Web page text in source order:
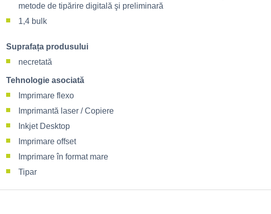
metode de tipărire digitală şi preliminară
1,4 bulk
Suprafața produsului
necretată
Tehnologie asociată
Imprimare flexo
Imprimantă laser / Copiere
Inkjet Desktop
Imprimare offset
Imprimare în format mare
Tipar